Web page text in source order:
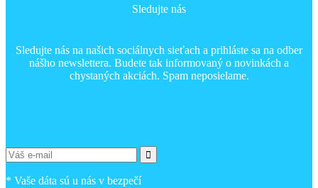
Sledujte nás
Sledujte nás na našich sociálnych sieťach a prihláste sa na odber
nášho newslettera. Budete tak informovaný o novinkách a
chystaných akciách. Spam neposielame.
* Vaše dáta sú u nás v bezpečí